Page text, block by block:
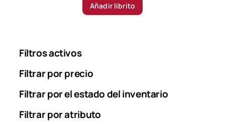
Añadir librito
Filtros activos
Filtrar por precio
Filtrar por el estado del inventario
Filtrar por atributo